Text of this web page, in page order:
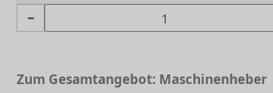
Zum Gesamtangebot: Maschinenheber